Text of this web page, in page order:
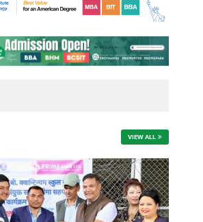
VIEW ALL